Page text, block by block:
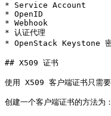
* Service Account
* OpenID
* Webhook
* 认证代理
* OpenStack Keystone
## X509 证书
使用 X509 客户端证书只
创建一个客户端证书的方法为：